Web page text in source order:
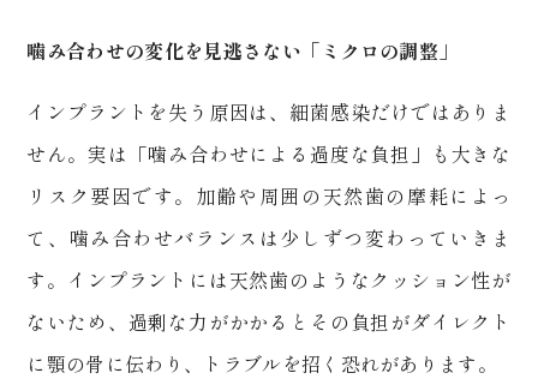
噛み合わせの変化を見逃さない「ミクロの調整」
インプラントを失う原因は、細菌感染だけではありま
せん。実は「噛み合わせによる過度な負担」も大きな
リスク要因です。加齢や周囲の天然歯の摩耗によっ
て、噛み合わせバランスは少しずつ変わっていきま
す。インプラントには天然歯のようなクッション性が
ないため、過剰な力がかかるとその負担がダイレクト
に顎の骨に伝わり、トラブルを招く恐れがあります。